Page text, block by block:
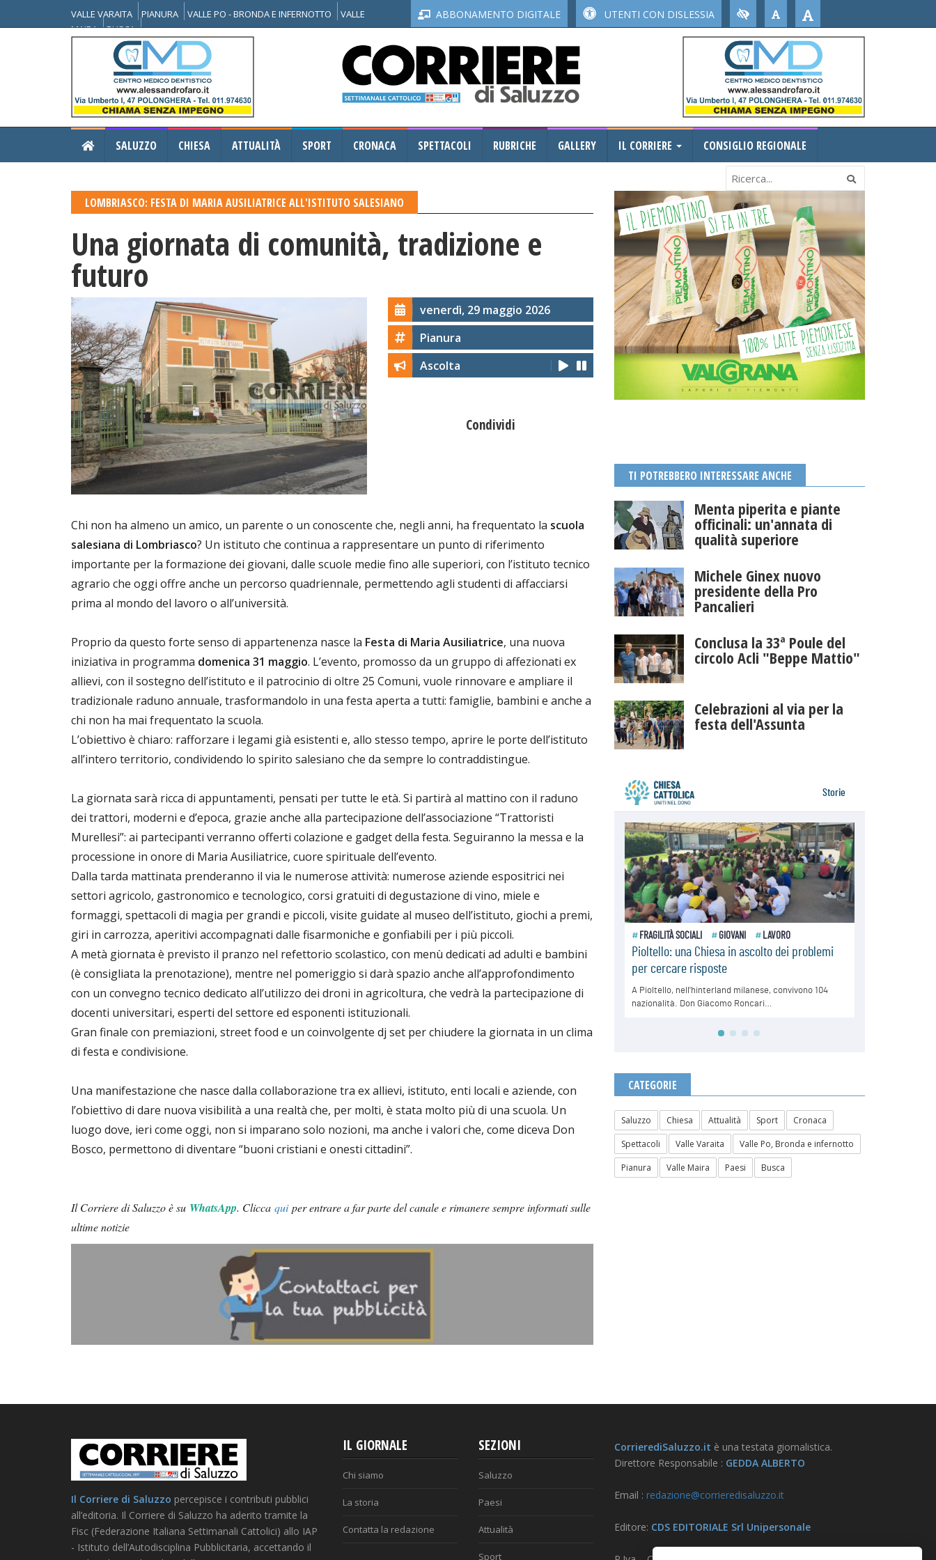
VALLE VARAITA PIANURA VALLE PO - BRONDA E INFERNOTTO
VALLE
MAIRA
BUSCA
ABBONAMENTO DIGITALE UTENTI CON DISLESSIA
SALUZZO CHIESA ATTUALITÀ SPORT CRONACA SPETTACOLI RUBRICHE GALLERY IL CORRIERE CONSIGLIO REGIONALE
LOMBRIASCO: FESTA DI MARIA AUSILIATRICE ALL'ISTITUTO SALESIANO
Una giornata di comunità, tradizione e
futuro
venerdì, 29 maggio 2026
Pianura
Ascolta
Condividi
Chi non ha almeno un amico, un parente o un conoscente che, negli anni, ha frequentato la scuola
salesiana di Lombriasco? Un istituto che continua a rappresentare un punto di riferimento
importante per la formazione dei giovani, dalle scuole medie fino alle superiori, con l’istituto tecnico
agrario che oggi offre anche un percorso quadriennale, permettendo agli studenti di affacciarsi
prima al mondo del lavoro o all’università.
Proprio da questo forte senso di appartenenza nasce la Festa di Maria Ausiliatrice, una nuova
iniziativa in programma domenica 31 maggio. L’evento, promosso da un gruppo di affezionati ex
allievi, con il sostegno dell’istituto e il patrocinio di oltre 25 Comuni, vuole rinnovare e ampliare il
tradizionale raduno annuale, trasformandolo in una festa aperta a tutti: famiglie, bambini e anche a
chi non ha mai frequentato la scuola.
L’obiettivo è chiaro: rafforzare i legami già esistenti e, allo stesso tempo, aprire le porte dell’istituto
all’intero territorio, condividendo lo spirito salesiano che da sempre lo contraddistingue.
La giornata sarà ricca di appuntamenti, pensati per tutte le età. Si partirà al mattino con il raduno
dei trattori, moderni e d’epoca, grazie anche alla partecipazione dell’associazione “Trattoristi
Murellesi”: ai partecipanti verranno offerti colazione e gadget della festa. Seguiranno la messa e la
processione in onore di Maria Ausiliatrice, cuore spirituale dell’evento.
Dalla tarda mattinata prenderanno il via le numerose attività: numerose aziende espositrici nei
settori agricolo, gastronomico e tecnologico, corsi gratuiti di degustazione di vino, miele e
formaggi, spettacoli di magia per grandi e piccoli, visite guidate al museo dell’istituto, giochi a premi,
giri in carrozza, aperitivi accompagnati dalle fisarmoniche e gonfiabili per i più piccoli.
A metà giornata è previsto il pranzo nel refettorio scolastico, con menù dedicati ad adulti e bambini
(è consigliata la prenotazione), mentre nel pomeriggio si darà spazio anche all’approfondimento
con un convegno tecnico dedicato all’utilizzo dei droni in agricoltura, che vedrà la partecipazione di
docenti universitari, esperti del settore ed esponenti istituzionali.
Gran finale con premiazioni, street food e un coinvolgente dj set per chiudere la giornata in un clima
di festa e condivisione.
Una manifestazione che nasce dalla collaborazione tra ex allievi, istituto, enti locali e aziende, con
l’obiettivo di dare nuova visibilità a una realtà che, per molti, è stata molto più di una scuola. Un
luogo dove, ieri come oggi, non si imparano solo nozioni, ma anche i valori che, come diceva Don
Bosco, permettono di diventare “buoni cristiani e onesti cittadini”.
Il Corriere di Saluzzo è su WhatsApp. Clicca quiper entrare a far parte del canale e rimanere sempre informati sulle
ultime notizie
TI POTREBBERO INTERESSARE ANCHE
Menta piperita e piante
officinali: un'annata di
qualità superiore
Michele Ginex nuovo
presidente della Pro
Pancalieri
Conclusa la 33ª Poule del
circolo Acli "Beppe Mattio"
Celebrazioni al via per la
festa dell'Assunta
CATEGORIE
Saluzzo Chiesa Attualità Sport
Cronaca
Spettacoli
Valle Varaita
Valle Po, Bronda e infernotto
Pianura
Valle Maira Paesi Busca
Il Corriere di Saluzzo percepisce i contributi pubblici
all’editoria. Il Corriere di Saluzzo ha aderito tramite la
Fisc (Federazione Italiana Settimanali Cattolici) allo IAP
- Istituto dell’Autodisciplina Pubblicitaria, accettando il
IL GIORNALE
Chi siamo
La storia
Contatta la redazione
SEZIONI
Saluzzo
Paesi
Attualità
Sport
CorrierediSaluzzo.it è una testata giornalistica.
Direttore Responsabile : GEDDA ALBERTO
Email : redazione@corrieredisaluzzo.it
Editore: CDS EDITORIALE Srl Unipersonale